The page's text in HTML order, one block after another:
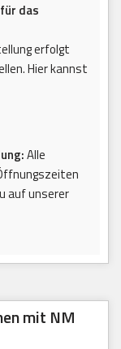
das
erfolgt
Hier kannst
Alle
auf unserer
mit NM